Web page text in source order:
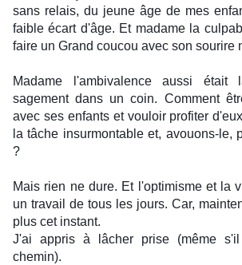
sans relais, du jeune âge de mes
faible écart d'âge. Et madame la
faire un Grand coucou avec son sourire
Madame l'ambivalence aussi était
sagement dans un coin. Comment
avec ses enfants et vouloir profiter
la tâche insurmontable et, avouons-le,
?
Mais rien ne dure. Et l'optimisme et la
un travail de tous les jours. Car,
plus cet instant.
J'ai appris à lâcher prise (même
chemin).